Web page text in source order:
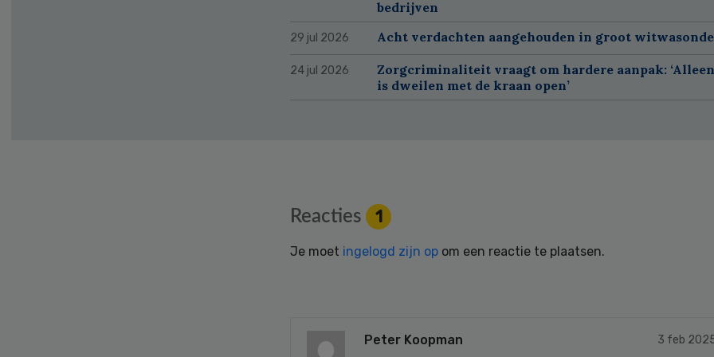
bedrijven
29 jul 2026 Acht verdachten aangehouden in groot
24 jul 2026
Zorgcriminaliteit vraagt om hardere aanpak:
is dweilen met de kraan open’
Reacties 1
Je moet ingelogd zijn op om een reactie te plaatsen.
Peter Koopman 3 feb